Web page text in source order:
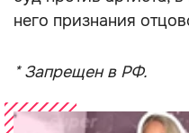
него признания
* Запрещен в РФ.